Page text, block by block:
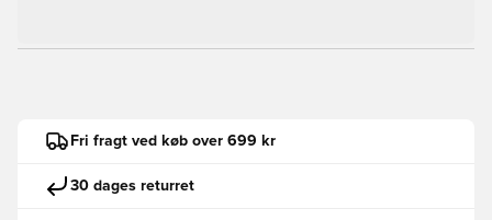
Fri fragt ved køb over 699 kr
30 dages returret